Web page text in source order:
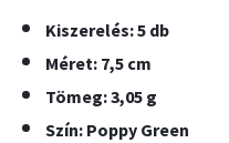
Kiszerelés: 5 db
Méret: 7,5 cm
Tömeg: 3,05 g
Szín: Poppy Green